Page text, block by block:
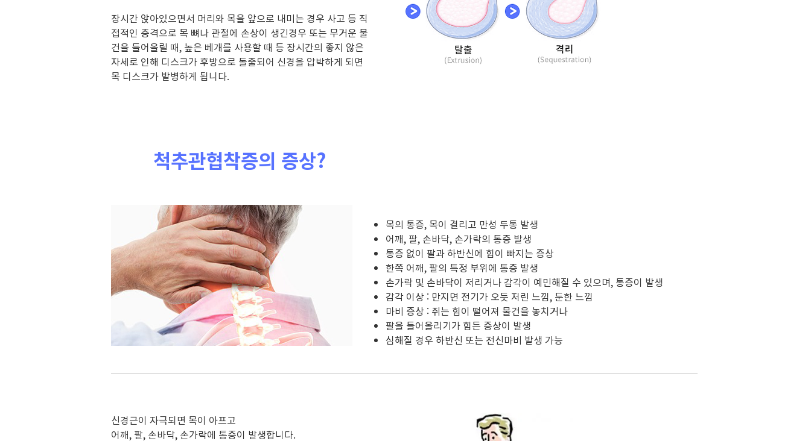
장시간 앉아있으면서 머리와 목을 앞으로 내미는 경우 사고 등 직
접적인 충격으로 목 뼈나 관절에 손상이 생긴경우 또는 무거운 물
건을 들어올릴 때, 높은 베개를 사용할 때 등 장시간의 좋지 않은
자세로 인해 디스크가 후방으로 돌출되어 신경을 압박하게 되면
목 디스크가 발병하게 됩니다.
척추관협착증의 증상?
목의 통증, 목이 결리고 만성 두통 발생
어깨, 팔, 손바닥, 손가락의 통증 발생
통증 없이 팔과 하반신에 힘이 빠지는 증상
한쪽 어깨, 팔의 특정 부위에 통증 발생
손가락 및 손바닥이 저리거나 감각이 예민해질 수 있으며, 통증이 발생
감각 이상 : 만지면 전기가 오듯 저린 느낌, 둔한 느낌
마비 증상 : 쥐는 힘이 떨어져 물건을 놓치거나
팔을 들어올리기가 힘든 증상이 발생
심해질 경우 하반신 또는 전신마비 발생 가능
신경근이 자극되면 목이 아프고
어깨, 팔, 손바닥, 손가락에 통증이 발생합니다.